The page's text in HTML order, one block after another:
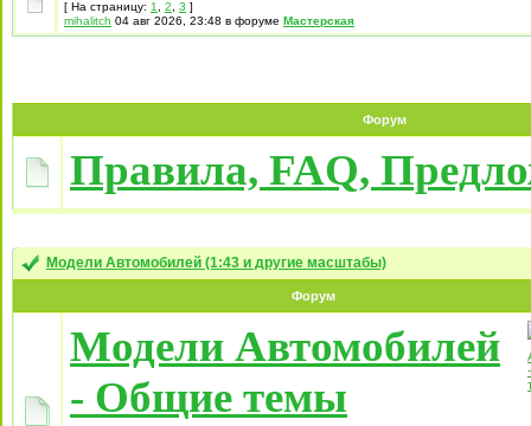
[ На страницу: 1 2 3 ]
mihalitch 04 авг 2026, 23:48 в форуме Мастерская
Форум
Правила, FAQ,
Модели Автомобилей (1:43 и другие масштабы)
Форум
Модели Автомобилей
- Общие темы